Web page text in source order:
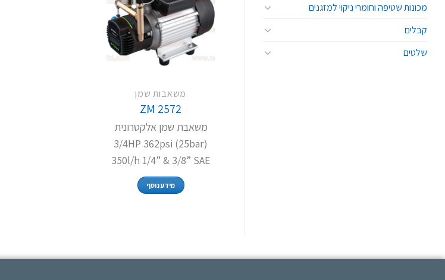
מכונות שטיפה וחומרי ניקוי למזגנים
קבלים
שלטים
משאבות שמן
ZM 2572
משאבת שמן אלקטרונית
3/4HP 362psi (25bar)
350l/h 1/4” & 3/8” SAE
מידע נוסף